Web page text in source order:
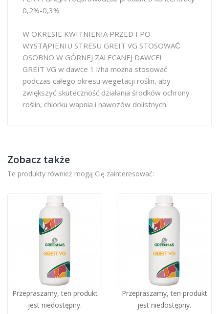
0,2%-0,3%
W OKRESIE KWITNIENIA PRZED I PO
WYSTĄPIENIU STRESU GREIT VG STOSOWAĆ
OSOBNO W GÓRNEJ ZALECANEJ DAWCE!
GREIT VG w dawce 1 l/ha można stosować
podczas całego okresu wegetacji roślin, aby
zwiększyć skuteczność działania środków ochrony
roślin, chlorku wapnia i nawozów dolistnych.
Zobacz także
Te produkty również mogą Cię zainteresować:
Przepraszamy, ten produkt
jest niedostępny.
Przepraszamy, ten produkt
jest niedostępny.